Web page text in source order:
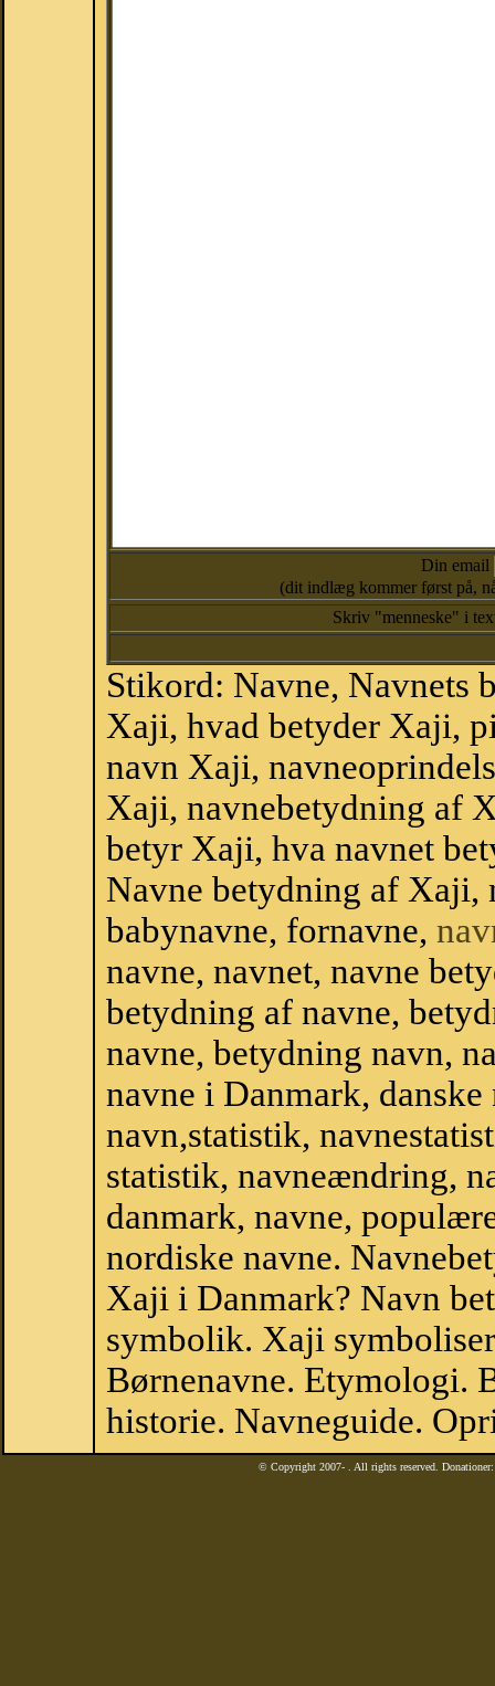
Din email
(dit indlæg kommer først på,
Skriv "menneske" i
Stikord: Navne, Navnets
Xaji, hvad betyder Xaji,
navn Xaji,
Xaji, navnebetydning af
betyr Xaji, hva navnet
Navne betydning af Xaji,
babynavne, fornavne,
navne, navnet, navne
betydning af navne,
navne, betydning navn,
navne i Danmark,
navn,statistik,
statistik, navneændring,
danmark, navne,
nordiske navne.
Xaji i Danmark? Navn
symbolik. Xaji
Børnenavne. Etymologi.
historie. Navneguide.
© Copyright 2007- . All rights reserved.